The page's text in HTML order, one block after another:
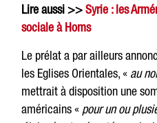
Lire aussi >>Syrie : les
sociale à Homs
Le prélat a par ailleurs
les Eglises Orientales, « au
mettrait à disposition une
américains « pour un ou